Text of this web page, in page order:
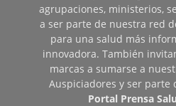
agrupaciones, ministerios,
a ser parte de nuestra red
para una salud más
innovadora. También
marcas a sumarse a
Auspiciadores y ser parte
Portal Prensa